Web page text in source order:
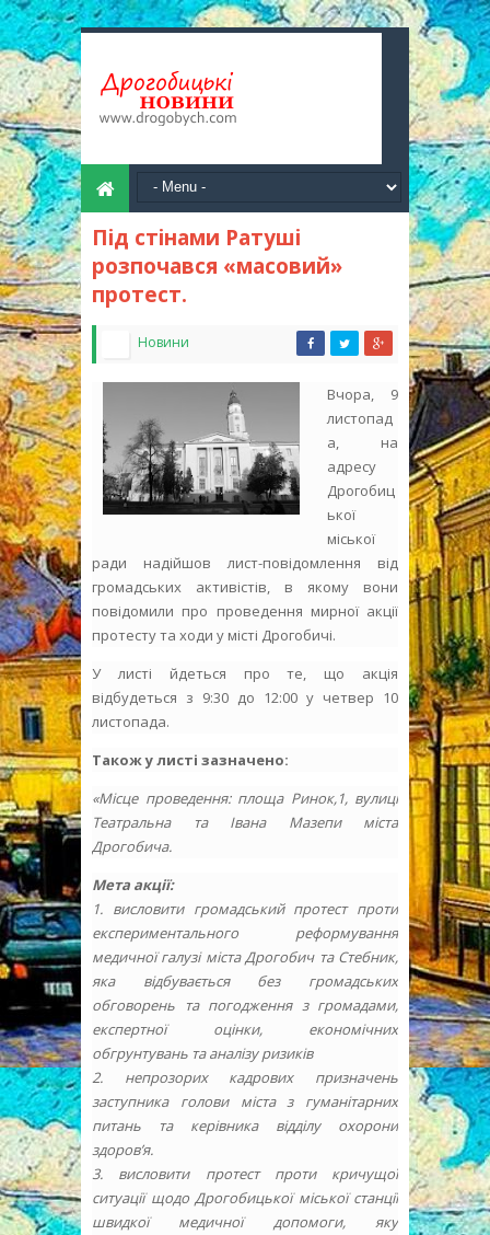
Під стінами Ратуші
розпочався «масовий»
протест.
Новини
Вчора, 9
листопад
а, на
адресу
Дрогобиц
ької
міської
ради надійшов лист-повідомлення від
громадських активістів, в якому вони
повідомили про проведення мирної акції
протесту та ходи у місті Дрогобичі.
У листі йдеться про те, що акція
відбудеться з 9:30 до 12:00 у четвер 10
листопада.
Також у листі зазначено:
«Місце проведення: площа Ринок,1, вулиці
Театральна та Івана Мазепи міста
Дрогобича.
Мета акції:
1. висловити громадський протест проти
експериментального реформування
медичної галузі міста Дрогобич та Стебник,
яка відбувається без громадських
обговорень та погодження з громадами,
експертної оцінки, економічних
обгрунтувань та аналізу ризиків
2. непрозорих кадрових призначень
заступника голови міста з гуманітарних
питань та керівника відділу охорони
здоров’я.
3. висловити протест проти кричущої
ситуації щодо Дрогобицької міської станції
швидкої медичної допомоги, яку